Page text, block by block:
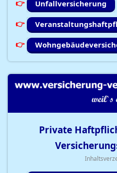
Unfallversicherung
Private